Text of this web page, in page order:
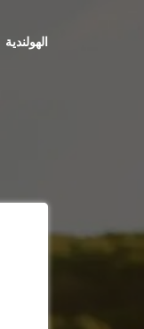
الهولندية